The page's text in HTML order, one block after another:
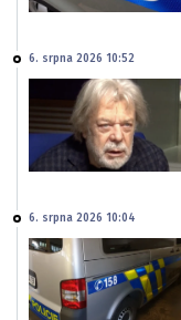
6. srpna 2026 10:52
6. srpna 2026 10:04